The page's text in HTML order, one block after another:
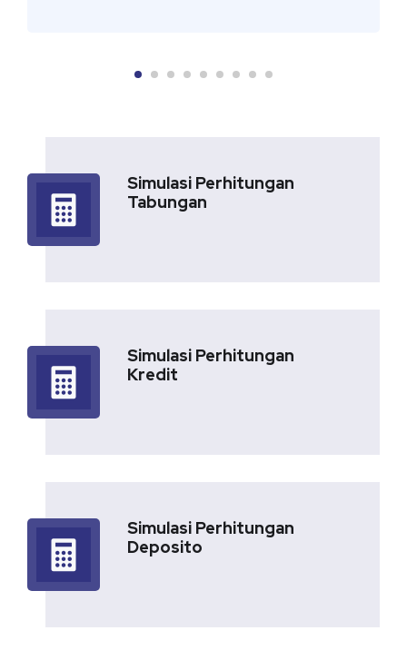
Simulasi Perhitungan
Tabungan
Simulasi Perhitungan
Kredit
Simulasi Perhitungan
Deposito